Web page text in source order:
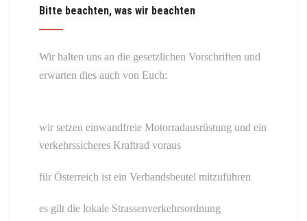
Bitte beachten, was wir beachten
Wir halten uns an die gesetzlichen Vorschriften und
erwarten dies auch von Euch:
wir setzen einwandfreie Motorradausrüstung und ein
verkehrssicheres Kraftrad voraus
für Österreich ist ein Verbandsbeutel mitzuführen
es gilt die lokale Strassenverkehrsordnung